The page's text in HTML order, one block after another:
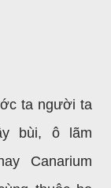
ta người ta
bùi, ô lãm
Canarium